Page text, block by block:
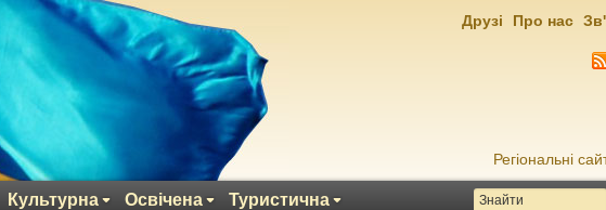
Регіональні
Культурна Освічена Туристична
Друзі Про нас